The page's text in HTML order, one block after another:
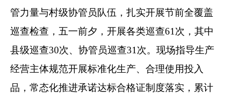
管力量与村级协管员队伍，扎实开展节前全覆盖
巡查检查，五一前夕，开展各类巡查61次，其中
县级巡查30次、协管员巡查31次。现场指导生产
经营主体规范开展标准化生产、合理使用投入
品，常态化推进承诺达标合格证制度落实，累计